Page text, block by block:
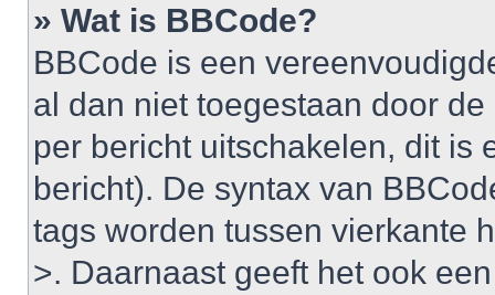
» Wat is BBCode?
BBCode is een
al dan niet toegestaan door
per bericht uitschakelen, dit is
bericht). De syntax van
tags worden tussen vierkante
>. Daarnaast geeft het ook